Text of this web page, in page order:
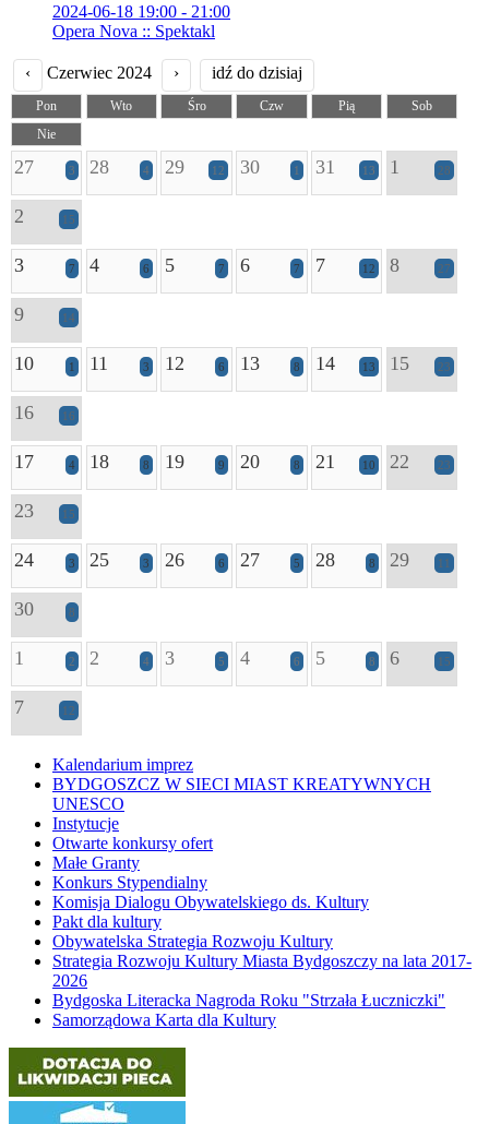
2024-06-18 19:00 - 21:00
Opera Nova :: Spektakl
‹ Czerwiec 2024 › idź do dzisiaj
Pon Wto Śro Czw Pią
Sob
Nie
27 3 28 4 29 12 30 1 31 13 1 28
2 15
3 7 4 6 5 7 6 7 7 12 8 27
9 14
10 1 11 3 12 6 13 8 14 13 15 23
16 16
17 4 18 8 19 9 20 8 21 10 22 23
23 15
24 3 25 3 26 6 27 5 28 8 29 11
30 8
1 2 2 4 3 5 4 6 5 8 6 15
7 12
Kalendarium imprez
BYDGOSZCZ W SIECI MIAST KREATYWNYCH
UNESCO
Instytucje
Otwarte konkursy ofert
Małe Granty
Konkurs Stypendialny
Komisja Dialogu Obywatelskiego ds. Kultury
Pakt dla kultury
Obywatelska Strategia Rozwoju Kultury
Strategia Rozwoju Kultury Miasta Bydgoszczy na lata 2017-
2026
Bydgoska Literacka Nagroda Roku "Strzała Łuczniczki"
Samorządowa Karta dla Kultury